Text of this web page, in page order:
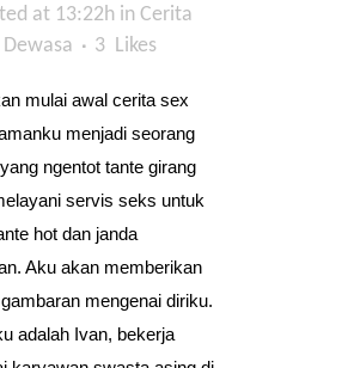
at 13:22h in Cerita
Dewasa
3 Likes
mulai awal cerita sex
menjadi seorang
ngentot tante girang
servis seks untuk
hot dan janda
Aku akan memberikan
mengenai diriku.
adalah Ivan, bekerja